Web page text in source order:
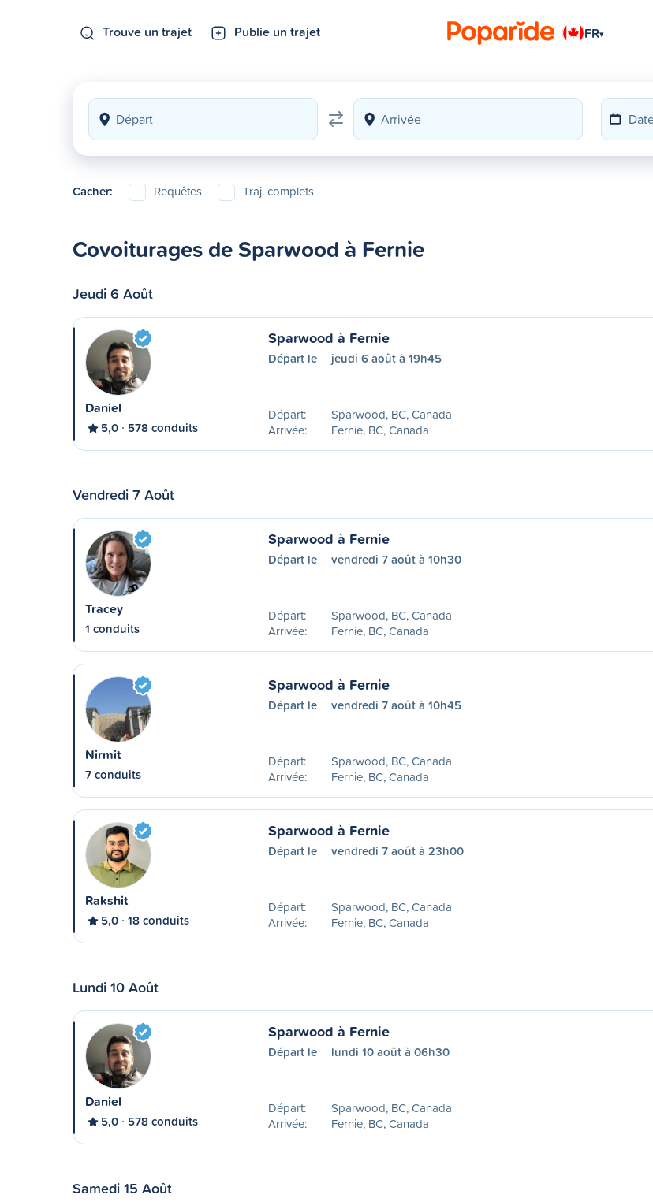
Trouve un trajet Publie un trajet FR▾
Cacher: Requêtes Traj. complets
Covoiturages de Sparwood à Fernie
Jeudi 6 Août
Daniel
5,0 578 conduits
Sparwood à Fernie
Départ le jeudi 6 août à 19h45
Départ:
Sparwood, BC, Canada
Arrivée:
Fernie, BC, Canada
Vendredi 7 Août
Tracey
1 conduits
Sparwood à Fernie
Départ le vendredi 7 août à 10h30
Départ:
Sparwood, BC, Canada
Arrivée:
Fernie, BC, Canada
Nirmit
7 conduits
Sparwood à Fernie
Départ le vendredi 7 août à 10h45
Départ:
Sparwood, BC, Canada
Arrivée:
Fernie, BC, Canada
Rakshit
5,0 18 conduits
Sparwood à Fernie
Départ le vendredi 7 août à 23h00
Départ:
Sparwood, BC, Canada
Arrivée:
Fernie, BC, Canada
Lundi 10 Août
Daniel
5,0 578 conduits
Sparwood à Fernie
Départ le lundi 10 août à 06h30
Départ:
Sparwood, BC, Canada
Arrivée:
Fernie, BC, Canada
Samedi 15 Août